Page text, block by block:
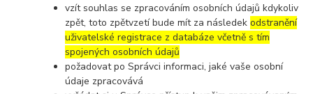
vzít souhlas se zpracováním osobních údajů kdykoliv
zpět, toto zpětvzetí bude mít za následekodstranění
uživatelské registrace z databáze včetně s tím
spojených osobních údajů
požadovat po Správci informaci, jaké vaše osobní
údaje zpracovává